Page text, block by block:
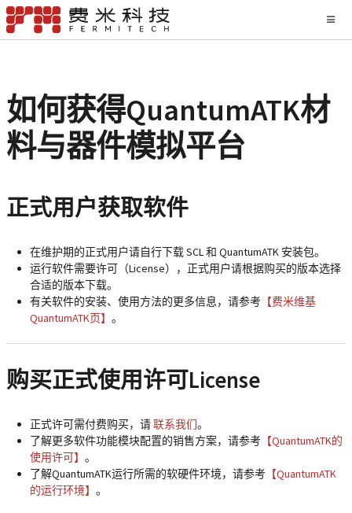
如何获得QuantumATK材
料与器件模拟平台
正式用户获取软件
在维护期的正式用户请自行下载 SCL 和 QuantumATK 安装包。
运行软件需要许可（License）
，正式用户请根据购买的版本选择
合适的版本下载。
有关软件的安装、使用方法的更多信息，请参考 【费米维基
QuantumATK页】 。
购买正式使用许可License
正式许可需付费购买，请联系我们。
了解更多软件功能模块配置的销售方案，请参考 【QuantumATK的
使用许可】 。
了解QuantumATK运行所需的软硬件环境，请参考 【QuantumATK
的运行环境】 。